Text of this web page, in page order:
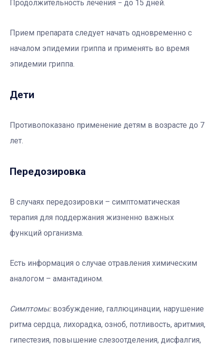
Продолжительность лечения − до 15 дней.
Прием препарата следует начать одновременно с
началом эпидемии гриппа и применять во время
эпидемии гриппа.
Дети
Противопоказано применение детям в возрасте до 7
лет.
Передозировка
В случаях передозировки – симптоматическая
терапия для поддержания жизненно важных
функций организма.
Есть информация о случае отравления химическим
аналогом – амантадином.
Симптомы:возбуждение, галлюцинации, нарушение
ритма сердца, лихорадка, озноб, потливость, аритмия,
гипестезия, повышение слезоотделения, дисфалгия,